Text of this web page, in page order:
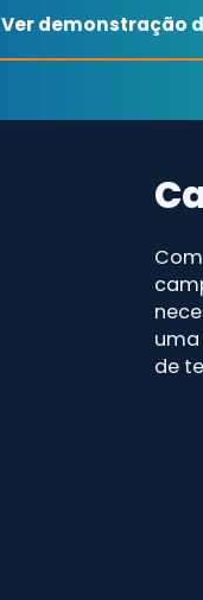
Ver demonstração
de